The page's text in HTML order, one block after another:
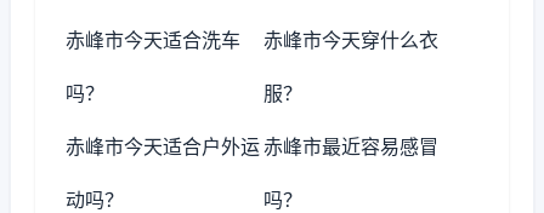
赤峰市今天适合洗车
吗？
赤峰市今天穿什么衣
服？
赤峰市今天适合户外运
动吗？
赤峰市最近容易感冒
吗？